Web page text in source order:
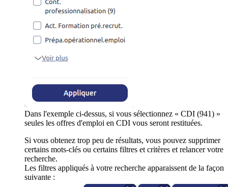
Dans l'exemple ci-dessus, si vous sélectionnez « CDI (941) »
seules les offres d'emploi en CDI vous seront restituées.
Si vous obtenez trop peu de résultats, vous pouvez supprimer
certains mots-clés ou certains filtres et critères et relancer votre
recherche.
Les filtres appliqués à votre recherche apparaissent de la façon
suivante :